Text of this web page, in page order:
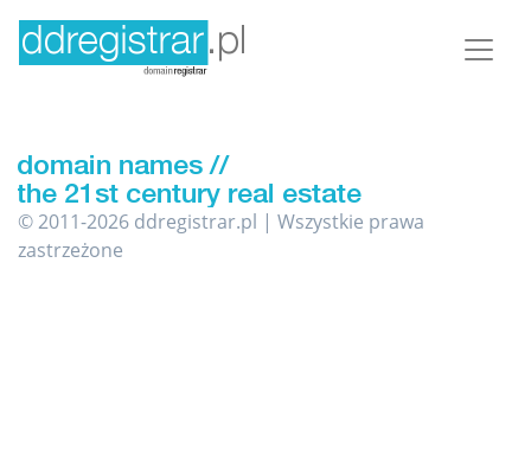
© 2011-2026 ddregistrar.pl | Wszystkie prawa
zastrzeżone